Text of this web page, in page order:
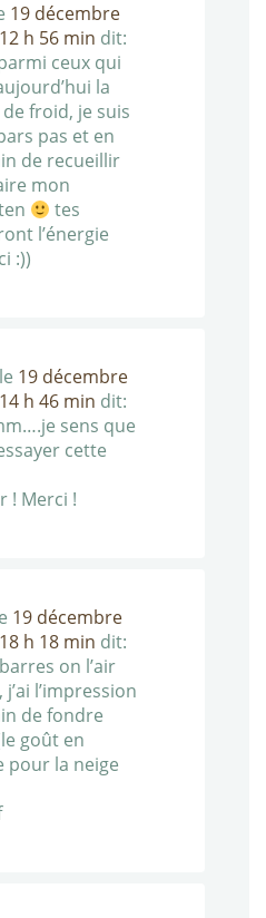
19 décembre
h 56 min dit:
ceux qui
la
froid, je suis
pas et en
de recueillir
mon
tes
l’énergie
:))
le 19 décembre
h 46 min dit:
sens que
cette
! Merci !
19 décembre
h 18 min dit:
on l’air
l’impression
de fondre
goût en
pour la neige